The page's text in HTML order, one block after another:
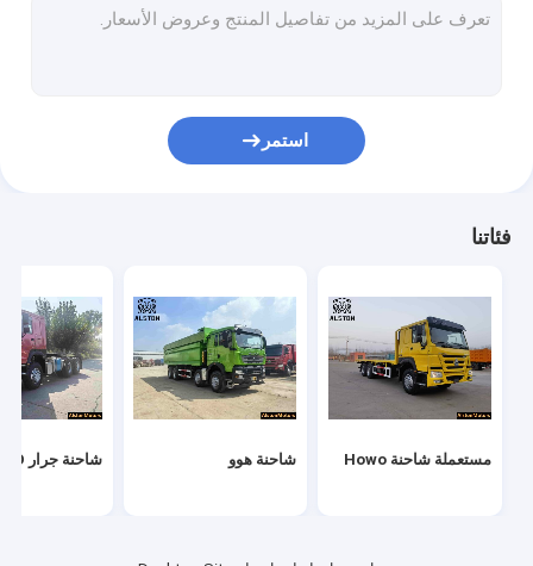
شاحنة صهريج مياه
مقطورة خزان الوقود
مقطورة مسطحة
مقطورة ذات سرير منخفض
مقطورة تفريغ
استمر
فئاتنا
مستعملة شاحنة Howo شاحنة هوو شاحنة جرار HOWO